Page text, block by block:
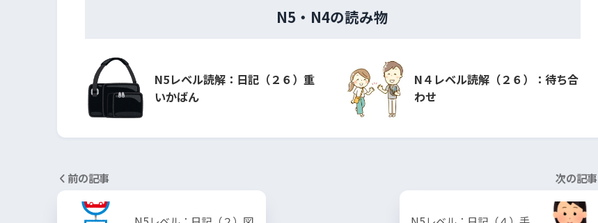
N5・N4の読み物
N5レベル読解：日記（２６）重
いかばん
N４レベル読解（２６）：待ち合
わせ
前の記事 次の記事